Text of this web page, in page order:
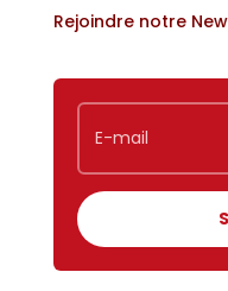
Rejoindre notre